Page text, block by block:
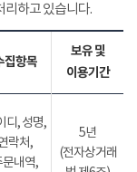
리하고 있습니다.
집항목
보유 및
이용기간
디, 성명,
락처,
문내역,
5년
(전자상거래